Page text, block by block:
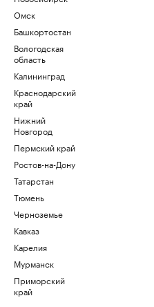
Омск
Башкортостан
Вологодская
область
Калининград
Краснодарский
край
Нижний
Новгород
Пермский край
Ростов-на-Дону
Татарстан
Тюмень
Черноземье
Кавказ
Карелия
Мурманск
Приморский
край